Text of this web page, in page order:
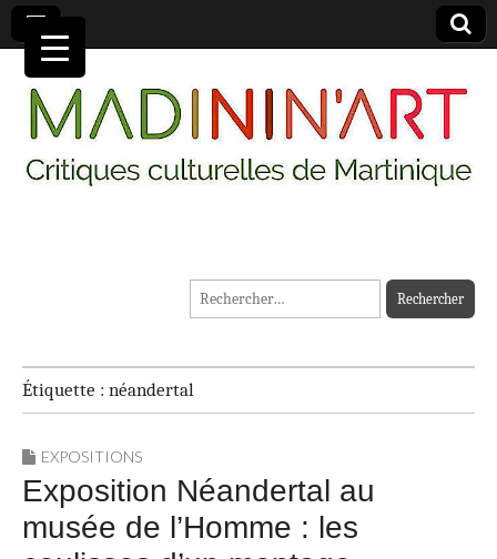
MADININ'ART
Rechercher :
Étiquette : néandertal
EXPOSITIONS
Exposition Néandertal au
musée de l’Homme : les